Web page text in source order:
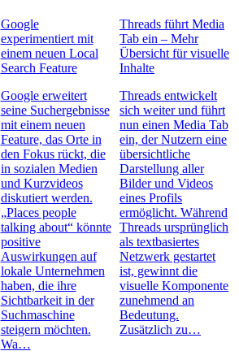
Google
experimentiert mit
einem neuen Local
Search Feature
Google erweitert
seine Suchergebnisse
mit einem neuen
Feature, das Orte in
den Fokus rückt, die
in sozialen Medien
und Kurzvideos
diskutiert werden.
„Places people
talking about“ könnte
positive
Auswirkungen auf
lokale Unternehmen
haben, die ihre
Sichtbarkeit in der
Suchmaschine
steigern möchten.
Wa…
Threads führt Media
Tab ein – Mehr
Übersicht für visuelle
Inhalte
Threads entwickelt
sich weiter und führt
nun einen Media Tab
ein, der Nutzern eine
übersichtliche
Darstellung aller
Bilder und Videos
eines Profils
ermöglicht. Während
Threads ursprünglich
als textbasiertes
Netzwerk gestartet
ist, gewinnt die
visuelle Komponente
zunehmend an
Bedeutung.
Zusätzlich zu…